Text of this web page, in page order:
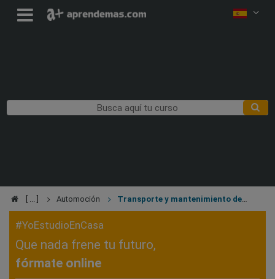
Automoción
vehículos
#YoEstudioEnCasa
Que nada frene tu futuro,
fórmate online